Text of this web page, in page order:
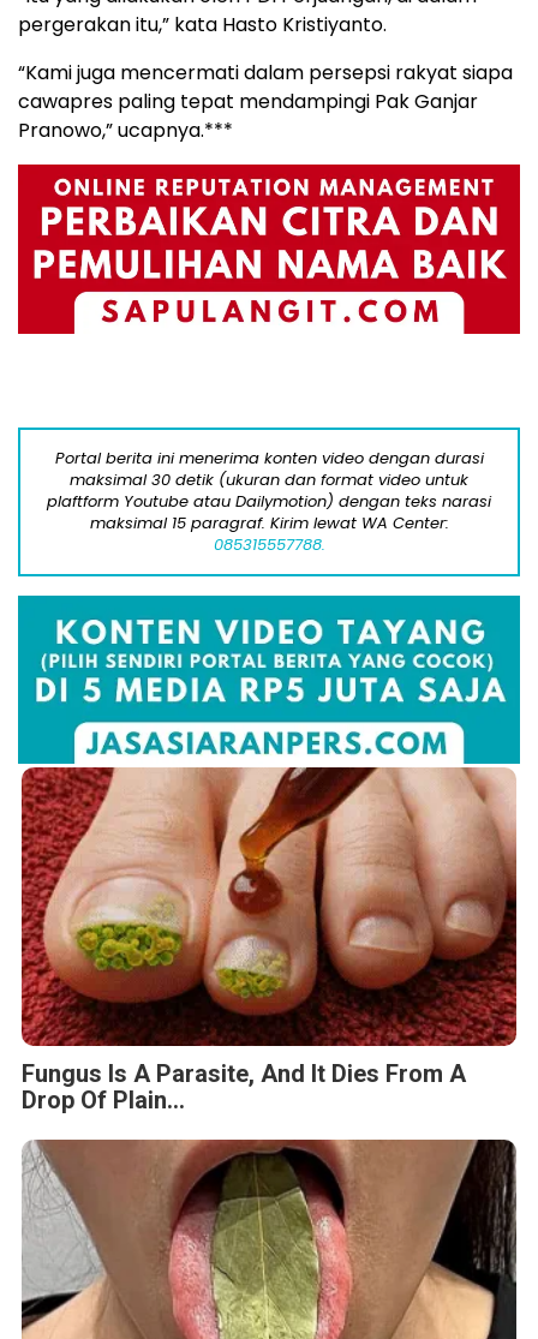
pergerakan itu,” kata Hasto Kristiyanto.
“Kami juga mencermati dalam persepsi rakyat siapa
cawapres paling tepat mendampingi Pak Ganjar
Pranowo,” ucapnya.***
Portal berita ini menerima konten video dengan durasi
maksimal 30 detik (ukuran dan format video untuk
plaftform Youtube atau Dailymotion) dengan teks narasi
maksimal 15 paragraf. Kirim lewat WA Center:
085315557788.
Fungus Is A Parasite, And It Dies From A
Drop Of Plain...